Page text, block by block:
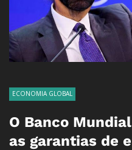
ECONOMIA GLOBAL
O Banco
as garantias de